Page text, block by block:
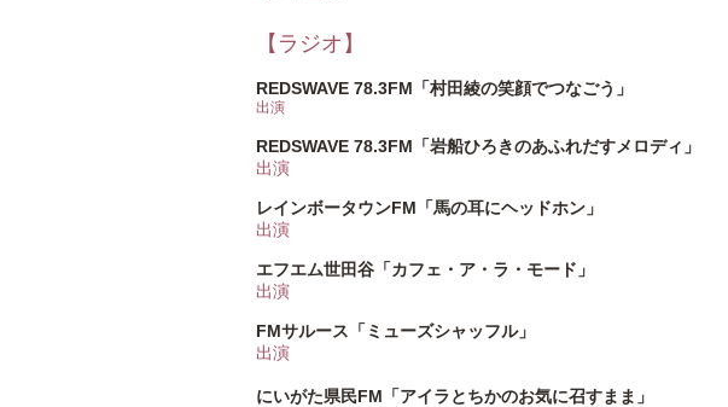
【ラジオ】
REDSWAVE 78.3FM「村田綾の笑顔でつなごう」
出演
REDSWAVE 78.3FM「岩船ひろきのあふれだすメロディ」
出演
レインボータウンFM「馬の耳にヘッドホン」
出演
エフエム世田谷「カフェ・ア・ラ・モード」
出演
FMサルース「ミューズシャッフル」
出演
にいがた県民FM「アイラとちかのお気に召すまま」